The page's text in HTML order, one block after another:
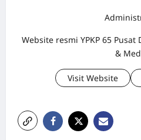
Website resmi YPKP 65
&
Visit Website